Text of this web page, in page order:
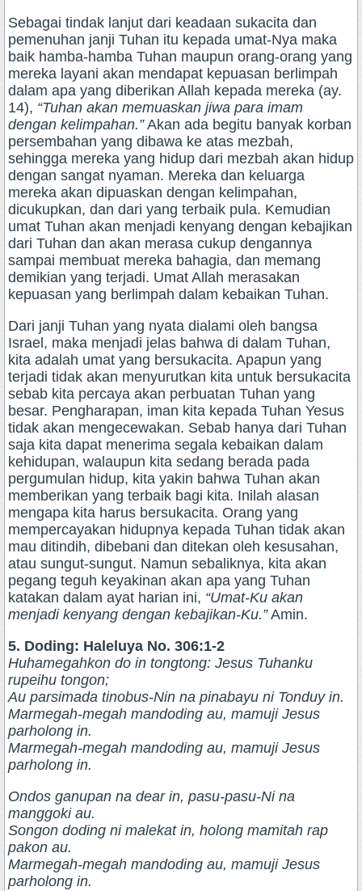
Sebagai tindak lanjut dari keadaan sukacita dan
pemenuhan janji Tuhan itu kepada umat-Nya maka
baik hamba-hamba Tuhan maupun orang-orang yang
mereka layani akan mendapat kepuasan berlimpah
dalam apa yang diberikan Allah kepada mereka (ay.
14), “Tuhan akan memuaskan jiwa para imam
dengan kelimpahan.”Akan ada begitu banyak korban
persembahan yang dibawa ke atas mezbah,
sehingga mereka yang hidup dari mezbah akan hidup
dengan sangat nyaman. Mereka dan keluarga
mereka akan dipuaskan dengan kelimpahan,
dicukupkan, dan dari yang terbaik pula. Kemudian
umat Tuhan akan menjadi kenyang dengan kebajikan
dari Tuhan dan akan merasa cukup dengannya
sampai membuat mereka bahagia, dan memang
demikian yang terjadi. Umat Allah merasakan
kepuasan yang berlimpah dalam kebaikan Tuhan.
Dari janji Tuhan yang nyata dialami oleh bangsa
Israel, maka menjadi jelas bahwa di dalam Tuhan,
kita adalah umat yang bersukacita. Apapun yang
terjadi tidak akan menyurutkan kita untuk bersukacita
sebab kita percaya akan perbuatan Tuhan yang
besar. Pengharapan, iman kita kepada Tuhan Yesus
tidak akan mengecewakan. Sebab hanya dari Tuhan
saja kita dapat menerima segala kebaikan dalam
kehidupan, walaupun kita sedang berada pada
pergumulan hidup, kita yakin bahwa Tuhan akan
memberikan yang terbaik bagi kita. Inilah alasan
mengapa kita harus bersukacita. Orang yang
mempercayakan hidupnya kepada Tuhan tidak akan
mau ditindih, dibebani dan ditekan oleh kesusahan,
atau sungut-sungut. Namun sebaliknya, kita akan
pegang teguh keyakinan akan apa yang Tuhan
katakan dalam ayat harian ini, “Umat-Ku akan
menjadi kenyang dengan kebajikan-Ku.”Amin.
5. Doding: Haleluya No. 306:1-2
Huhamegahkon do in tongtong: Jesus Tuhanku
rupeihu tongon;
Au parsimada tinobus-Nin na pinabayu ni Tonduy in.
Marmegah-megah mandoding au, mamuji Jesus
parholong in.
Marmegah-megah mandoding au, mamuji Jesus
parholong in.
Ondos ganupan na dear in, pasu-pasu-Ni na
manggoki au.
Songon doding ni malekat in, holong mamitah rap
pakon au.
Marmegah-megah mandoding au, mamuji Jesus
parholong in.